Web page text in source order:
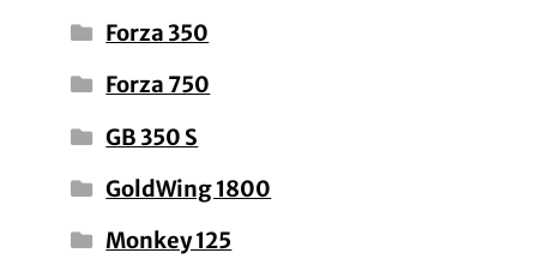
Forza 350
Forza 750
GB 350 S
GoldWing 1800
Monkey 125